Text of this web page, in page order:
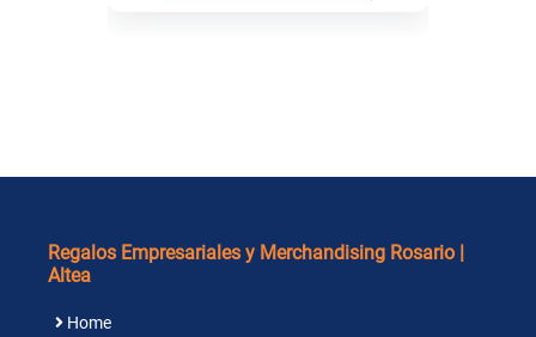
Regalos Empresariales y Merchandising Rosario |
Altea
Home